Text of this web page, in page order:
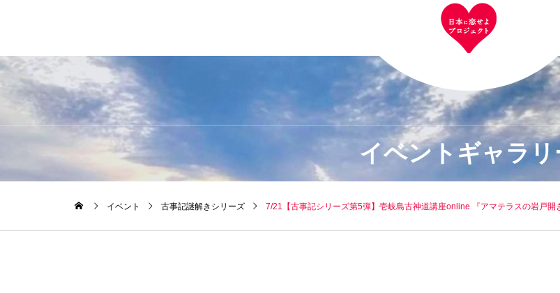
イベントギャラリ
イベント 古事記謎解きシリーズ 7/21【古事記シリーズ第5弾】壱岐島古神道講座online 『アマテラスの岩戸開